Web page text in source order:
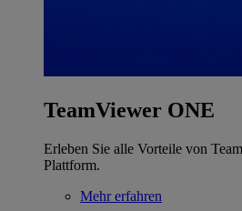
TeamViewer ONE
Erleben Sie alle Vorteile von
Plattform.
Mehr erfahren